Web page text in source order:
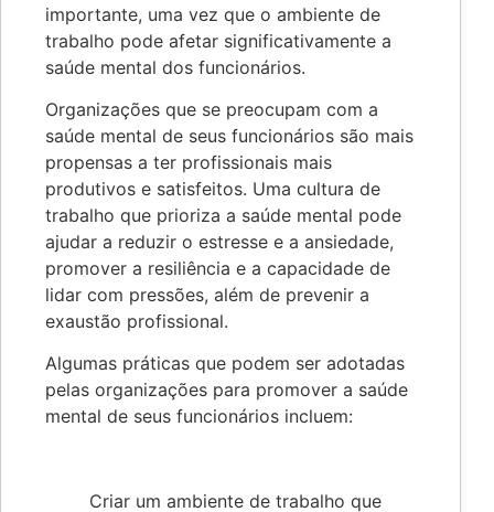
importante, uma vez que o ambiente de
trabalho pode afetar significativamente a
saúde mental dos funcionários.
Organizações que se preocupam com a
saúde mental de seus funcionários são mais
propensas a ter profissionais mais
produtivos e satisfeitos. Uma cultura de
trabalho que prioriza a saúde mental pode
ajudar a reduzir o estresse e a ansiedade,
promover a resiliência e a capacidade de
lidar com pressões, além de prevenir a
exaustão profissional.
Algumas práticas que podem ser adotadas
pelas organizações para promover a saúde
mental de seus funcionários incluem:
Criar um ambiente de trabalho que